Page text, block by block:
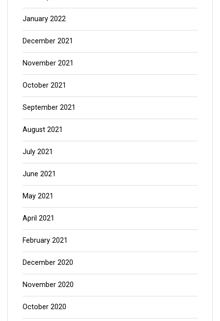
January 2022
December 2021
November 2021
October 2021
September 2021
August 2021
July 2021
June 2021
May 2021
April 2021
February 2021
December 2020
November 2020
October 2020